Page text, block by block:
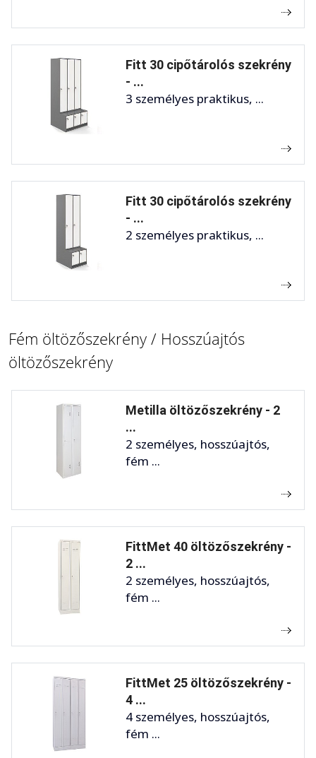
Fitt 30 cipőtárolós szekrény
- ...
3 személyes praktikus, ...
Fitt 30 cipőtárolós szekrény
- ...
2 személyes praktikus, ...
Fém öltözőszekrény / Hosszúajtós
öltözőszekrény
Metilla öltözőszekrény - 2
...
2 személyes, hosszúajtós,
fém ...
FittMet 40 öltözőszekrény -
2 ...
2 személyes, hosszúajtós,
fém ...
FittMet 25 öltözőszekrény -
4 ...
4 személyes, hosszúajtós,
fém ...